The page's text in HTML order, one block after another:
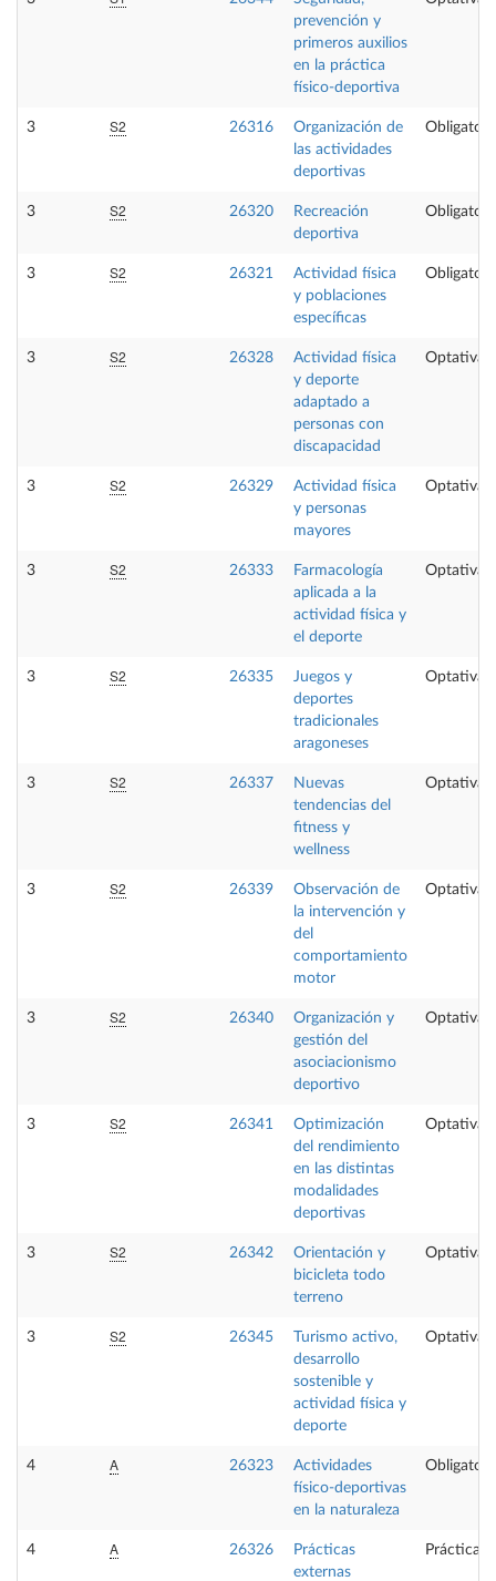
prevención y
primeros auxilios
en la práctica
físico-deportiva
3 S2 26316
Organización de
las actividades
deportivas
3 S2 26320
Recreación
deportiva
3 S2 26321
Actividad física
y poblaciones
específicas
3 S2 26328
Actividad física
y deporte
adaptado a
personas con
discapacidad
Optativa
3 S2 26329
Actividad física
y personas
mayores
Optativa
3 S2 26333
Farmacología
aplicada a la
actividad física y
el deporte
Optativa
3 S2 26335
Juegos y
deportes
tradicionales
aragoneses
Optativa
3 S2 26337
Nuevas
tendencias del
fitness y
wellness
Optativa
3 S2 26339
Observación de
la intervención y
del
comportamiento
motor
Optativa
3 S2 26340
Organización y
gestión del
asociacionismo
deportivo
Optativa
3 S2 26341
Optimización
del rendimiento
en las distintas
modalidades
deportivas
Optativa
3 S2 26342
Orientación y
bicicleta todo
terreno
Optativa
3 S2 26345
Turismo activo,
desarrollo
sostenible y
actividad física y
deporte
Optativa
4 A 26323
Actividades
físico-deportivas
en la naturaleza
4 A 26326
Prácticas
externas
Prácticas